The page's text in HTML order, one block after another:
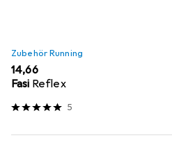
Zubehör Running
EUR
14,66
Fasi Reflex
5